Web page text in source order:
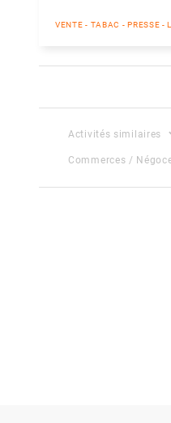
VENTE - TABAC - PRESSE -
Activités similaires
Commerces /